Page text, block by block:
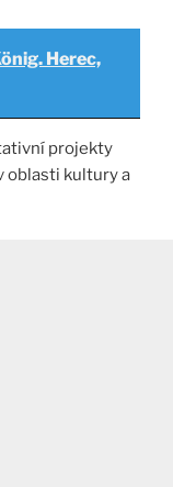
Herec,
projekty
oblasti kultury a